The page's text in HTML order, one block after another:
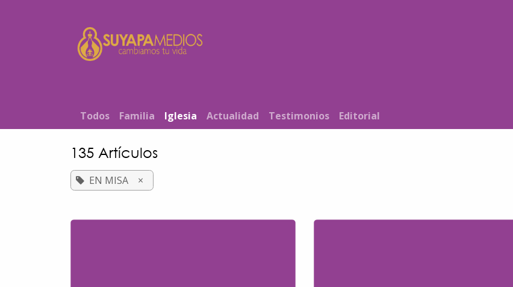
T​od​​os Familia Iglesia Actualidad Testimonios Editorial
135 Artículos
EN MISA ×